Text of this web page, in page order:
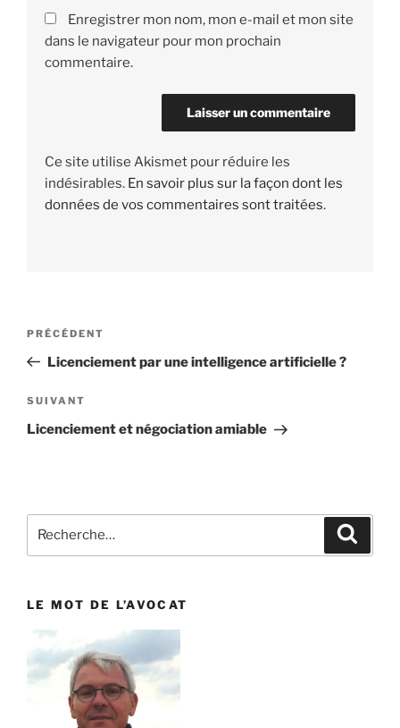
Enregistrer mon nom, mon e-mail et mon site
dans le navigateur pour mon prochain
commentaire.
Ce site utilise Akismet pour réduire les
indésirables. En savoir plus sur la façon dont les
données de vos commentaires sont traitées.
Navigation
l’article
Article
précédent
PRÉCÉDENT
Licenciement par une intelligence artificielle ?
Article
suivant
SUIVANT
Licenciement et négociation amiable
LE MOT DE L’AVOCAT